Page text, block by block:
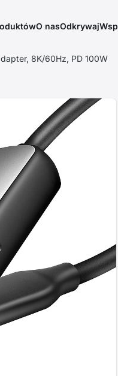
O nasOdkrywaj
8K/60Hz, PD 100W